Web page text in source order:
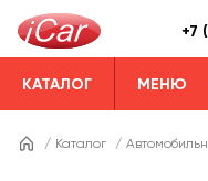
+7
КАТАЛОГ МЕНЮ
/ Каталог /